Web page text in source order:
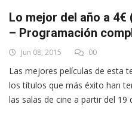
Lo mejor del año a
– Programación
Jun 08, 2015 00
Las mejores películas de esta
los títulos que más éxito han
las salas de cine a partir del 19